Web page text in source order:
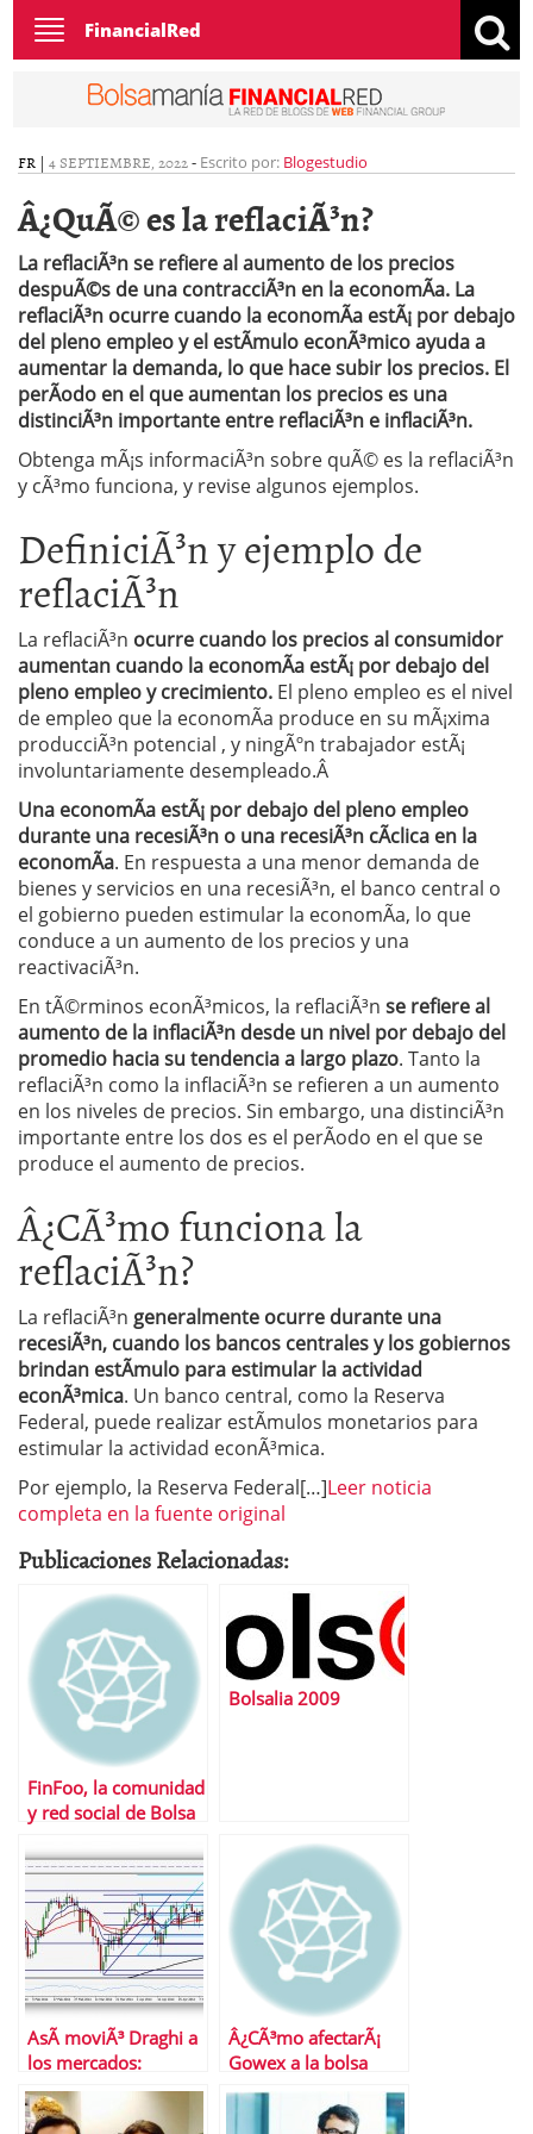
Toggle
navigation
FinancialRed
FR | 4 SEPTIEMBRE, 2022- Escrito por: Blogestudio
Â¿QuÃ© es la reflaciÃ³n?
La reflaciÃ³n se refiere al aumento de los precios
despuÃ©s de una contracciÃ³n en la economÃ­a. La
reflaciÃ³n ocurre cuando la economÃ­a estÃ¡ por debajo
del pleno empleo y el estÃ­mulo econÃ³mico ayuda a
aumentar la demanda, lo que hace subir los precios. El
perÃ­odo en el que aumentan los precios es una
distinciÃ³n importante entre reflaciÃ³n e inflaciÃ³n.
Obtenga mÃ¡s informaciÃ³n sobre quÃ© es la reflaciÃ³n
y cÃ³mo funciona, y revise algunos ejemplos.
DefiniciÃ³n y ejemplo de
reflaciÃ³n
La reflaciÃ³n ocurre cuando los precios al consumidor
aumentan cuando la economÃ­a estÃ¡ por debajo del
pleno empleo y crecimiento. El pleno empleo es el nivel
de empleo que la economÃ­a produce en su mÃ¡xima
producciÃ³n potencial , y ningÃºn trabajador estÃ¡
involuntariamente desempleado.Â
Una economÃ­a estÃ¡ por debajo del pleno empleo
durante una recesiÃ³n o una recesiÃ³n cÃ­clica en la
economÃ­a. En respuesta a una menor demanda de
bienes y servicios en una recesiÃ³n, el banco central o
el gobierno pueden estimular la economÃ­a, lo que
conduce a un aumento de los precios y una
reactivaciÃ³n.
En tÃ©rminos econÃ³micos, la reflaciÃ³n se refiere al
aumento de la inflaciÃ³n desde un nivel por debajo del
promedio hacia su tendencia a largo plazo. Tanto la
reflaciÃ³n como la inflaciÃ³n se refieren a un aumento
en los niveles de precios. Sin embargo, una distinciÃ³n
importante entre los dos es el perÃ­odo en el que se
produce el aumento de precios.
Â¿CÃ³mo funciona la
reflaciÃ³n?
La reflaciÃ³n generalmente ocurre durante una
recesiÃ³n, cuando los bancos centrales y los gobiernos
brindan estÃ­mulo para estimular la actividad
econÃ³mica. Un banco central, como la Reserva
Federal, puede realizar estÃ­mulos monetarios para
estimular la actividad econÃ³mica.
Por ejemplo, la Reserva Federal[…]Leer noticia
completa en la fuente original
Publicaciones Relacionadas:
FinFoo, la comunidad
y red social de Bolsa
Bolsalia 2009
AsÃ­ moviÃ³ Draghi a
los mercados:
resumen de la
semana
Â¿CÃ³mo afectarÃ¡
Gowex a la bolsa
espaÃ±ola?